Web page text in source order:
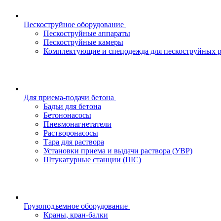
Пескоструйное оборудование
Пескоструйные аппараты
Пескоструйные камеры
Комплектующие и спецодежда для пескоструйных
Для приема-подачи бетона
Бадьи для бетона
Бетононасосы
Пневмонагнетатели
Растворонасосы
Тара для раствора
Установки приема и выдачи раствора (УВР)
Штукатурные станции (ШС)
Грузоподъемное оборудование
Краны, кран-балки